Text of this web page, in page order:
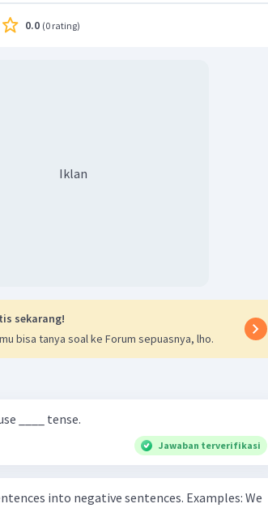
0.0 (0 rating)
Iklan
sekarang!
bisa tanya soal ke Forum sepuasnya, lho.
____ tense.
Jawaban terverifikasi
into negative sentences. Examples: We